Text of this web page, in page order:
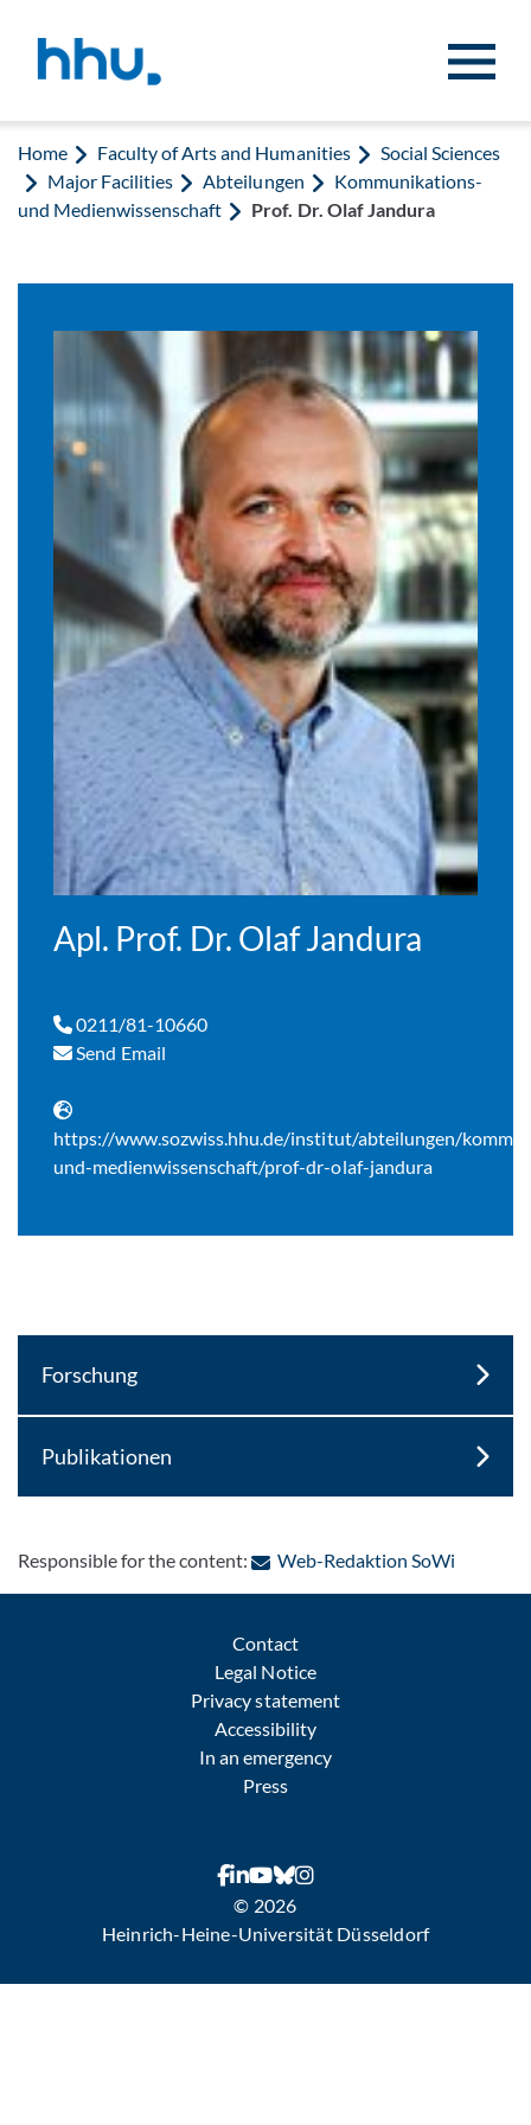
Home Faculty of Arts and Humanities
Social Sciences
Major Facilities
Abteilungen
Kommunikations-
und Medienwissenschaft
Prof. Dr. Olaf Jandura
Apl. Prof. Dr. Olaf Jandura
0211/81-10660
Send Email
https://www.sozwiss.hhu.de/institut/abteilungen/
und-medienwissenschaft/prof-dr-olaf-jandura
Forschung
Publikationen
Responsible for the content: Web-Redaktion SoWi:
Contact
Legal Notice
Privacy statement
Accessibility
In an emergency
Press
© 2026
Heinrich-Heine-Universität Düsseldorf